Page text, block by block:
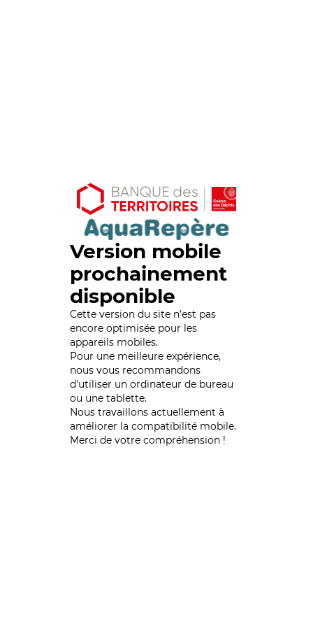
Version mobile
prochainement
disponible
Cette version du site n’est pas
encore optimisée pour les
appareils mobiles.
Pour une meilleure expérience,
nous vous recommandons
d'utiliser un ordinateur de bureau
ou une tablette.
Nous travaillons actuellement à
améliorer la compatibilité mobile.
Merci de votre compréhension !